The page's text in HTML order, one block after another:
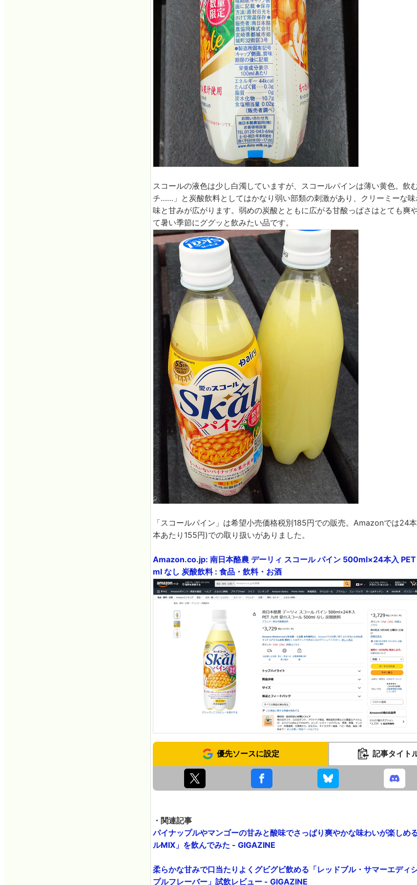
スコールの液色は少し白濁していますが、スコールパインは薄い黄色。飲
チ……」と炭酸飲料としてはかなり弱い部類の刺激があり、クリーミーな
味と甘みが広がります。弱めの炭酸とともに広がる甘酸っぱさはとても爽
て暑い季節にググッと飲みたい品です。
「スコールパイン」は希望小売価格税別185円での販売。Amazonでは24
本あたり155円)での取り扱いがありました。
Amazon.co.jp: 南日本酪農 デーリィ スコール パイン 500ml×24本入
ml なし 炭酸飲料 : 食品・飲料・お酒
優先ソースに設定 記事タイト
・関連記事
パイナップルやマンゴーの甘みと酸味でさっぱり爽やかな味わいが楽しめ
ルMIX」を飲んでみた - GIGAZINE
柔らかな甘みで口当たりよくグビグビ飲める「レッドブル・サマーエディ
プルフレーバー」試飲レビュー - GIGAZINE